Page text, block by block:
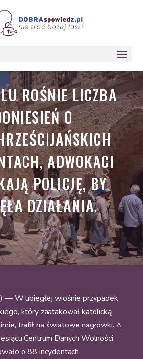
ROŚNIE LICZBA
O
ADWOKACI
POLICJĘ, BY
DZIAŁANIA.
— W ubiegłej wiośnie przypadek
który zaatakował katolicką
trafił na światowe nagłówki. A
Centrum Danych Wolności
o 88 incydentach